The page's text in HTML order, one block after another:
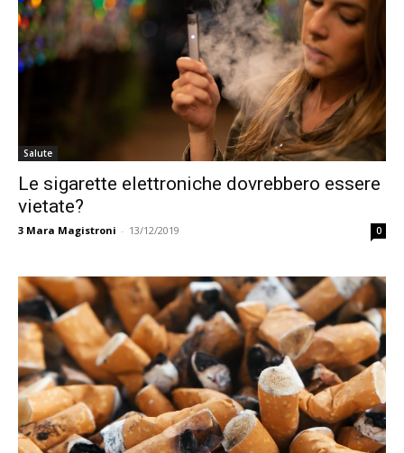
Salute
Le sigarette elettroniche dovrebbero essere
vietate?
3 Mara Magistroni - 13/12/2019 0